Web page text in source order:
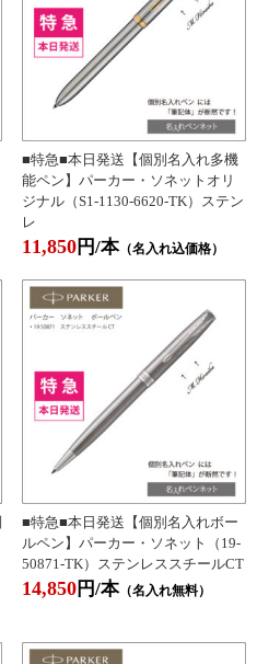
■特急■本日発送【個別名入れ多機
能ペン】パーカー・ソネットオリ
ジナル（S1-1130-6620-TK）ステン
レ
11,850円/本（名入れ込価格）
■特急■本日発送【個別名入れボー
ルペン】パーカー・ソネット（19-
50871-TK）ステンレススチールCT
14,850円/本（名入れ無料）